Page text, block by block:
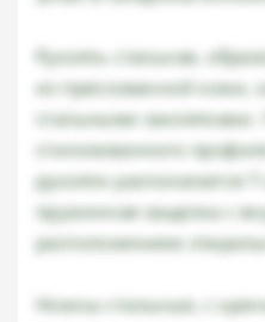
Рукоять стальная,
из прессованной кожи,
стальными
стилизованного
рукояти располагается
пружинная защелка с
расположением
Ножны стальные, с